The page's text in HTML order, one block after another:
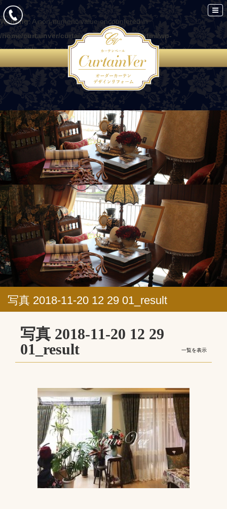
Warning: A non-numeric value encountered in
/home/curtainver/curtain-ver.com/public_html/wp-
content/themes/curtain/functions.php
on line 86
写真 2018-11-20 12 29 01_result
写真 2018-11-20 12 29
01_result
一覧を表示